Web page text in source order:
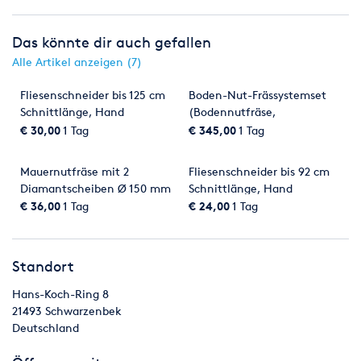
Schweißen & Löten
Das könnte dir auch gefallen
Alle Artikel anzeigen (7)
Fliesenschneider bis 125 cm
Schnittlänge, Hand
€ 30,001 Tag
Boden-Nut-Frässystemset
(Bodennutfräse,
Vorabscheider,
€ 345,001 Tag
Mauernutfräse mit 2
Diamantscheiben Ø 150 mm
€ 36,001 Tag
Fliesenschneider bis 92 cm
Schnittlänge, Hand
€ 24,001 Tag
Standort
Hans-Koch-Ring 8
21493 Schwarzenbek
Deutschland